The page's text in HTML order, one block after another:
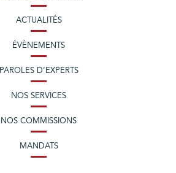
ACTUALITÉS
ÉVÈNEMENTS
PAROLES D’EXPERTS
NOS SERVICES
NOS COMMISSIONS
MANDATS